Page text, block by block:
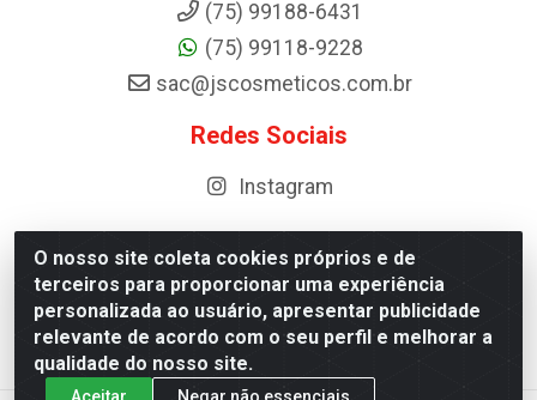
O nosso site coleta cookies próprios e de
terceiros para proporcionar uma experiência
personalizada ao usuário, apresentar publicidade
relevante de acordo com o seu perfil e melhorar a
qualidade do nosso site.
Aceitar Negar não essenciais
(75) 99188-6431
(75) 99118-9228
sac@jscosmeticos.com.br
Redes Sociais
Instagram
Distribuidora de Cosméticos Antoneto LTDA - BA-052,
km 87 - Industrial, Ipirá - BA, 44600-000 - CNPJ
10.984.107/0001-75